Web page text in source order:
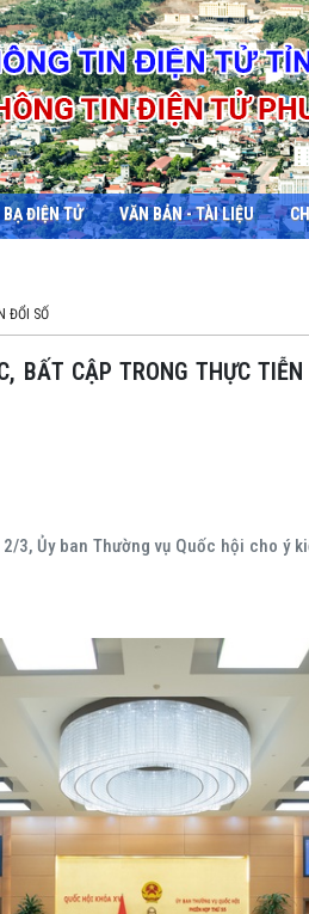
BẠ ĐIỆN TỬ VĂN BẢN - TÀI LIỆU
ĐỔI SỐ
3, Ủy ban Thường vụ Quốc hội cho ý